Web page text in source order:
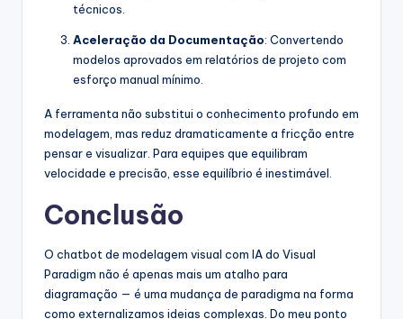
técnicos.
Aceleração da Documentação: Convertendo
modelos aprovados em relatórios de projeto com
esforço manual mínimo.
A ferramenta não substitui o conhecimento profundo em
modelagem, mas reduz dramaticamente a fricção entre
pensar e visualizar. Para equipes que equilibram
velocidade e precisão, esse equilíbrio é inestimável.
Conclusão
O chatbot de modelagem visual com IA do Visual
Paradigm não é apenas mais um atalho para
diagramação — é uma mudança de paradigma na forma
como externalizamos ideias complexas. Do meu ponto